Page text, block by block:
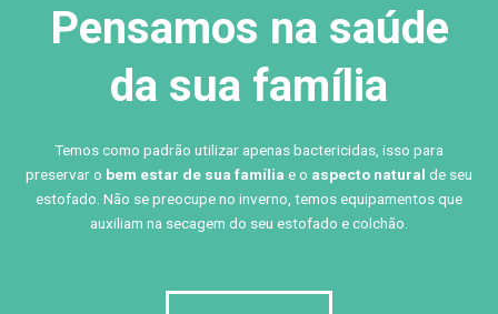
Pensamos na saúde
da sua família
Temos como padrão utilizar apenas bactericidas, isso para
preservar o bem estar de sua família e o aspecto natural de seu
estofado. Não se preocupe no inverno, temos equipamentos que
auxiliam na secagem do seu estofado e colchão.